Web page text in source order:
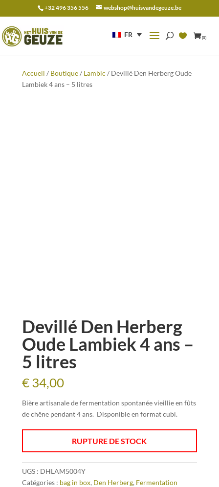
+32 496 356 556 webshop@huisvandegeuze.be
FR (0)
pour :
Accueil / Boutique/ Lambic / Devillé Den Herberg Oude
Lambiek 4 ans – 5 litres
Devillé Den Herberg
Oude Lambiek 4 ans –
5 litres
€34,00
Bière artisanale de fermentation spontanée vieillie en fûts
de chêne pendant 4 ans. Disponible en format cubi.
RUPTURE DE STOCK
UGS : DHLAM5004Y
Catégories : bag in box, Den Herberg, Fermentation